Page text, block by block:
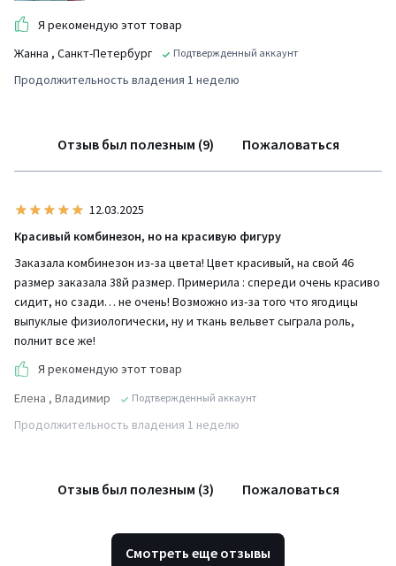
Я рекомендую этот товар
Жанна , Санкт-Петербург Подтвержденный аккаунт
Продолжительность владения 1 неделю
Отзыв был полезным (9) Пожаловаться
12.03.2025
Красивый комбинезон, но на красивую фигуру
Заказала комбинезон из-за цвета! Цвет красивый, на свой 46
размер заказала 38й размер. Примерила : спереди очень красиво
сидит, но сзади… не очень! Возможно из-за того что ягодицы
выпуклые физиологически, ну и ткань вельвет сыграла роль,
полнит все же!
Я рекомендую этот товар
Елена , Владимир Подтвержденный аккаунт
Продолжительность владения 1 неделю
Отзыв был полезным (3) Пожаловаться
Смотреть еще отзывы